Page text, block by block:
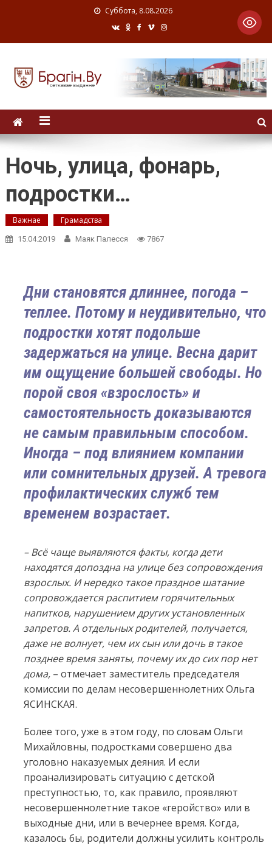
Суббота, 8.08.2026
Ночь, улица, фонарь,
подростки…
Важнае Грамадства
15.04.2019 Маяк Палесся 7867
Дни становятся длиннее, погода –
теплее. Потому и неудивительно, что
подростки хотят подольше
задержаться на улице. Весна дарит
им ощущение большей свободы. Но
порой своя «взрослость» и
самостоятельность доказываются
не самым правильным способом.
Иногда – под влиянием компании
или сомнительных друзей. А тревога
профилактических служб тем
временем возрастает.
– Всё чаще выявляются факты, когда дети
находятся допоздна на улице без сопровождения
взрослых. И нередко такое праздное шатание
сопровождается распитием горячительных
напитков, нарушением других установленных
запретов. А отдельных родителей, получается,
даже не волнует, чем их сын или дочь в такое
позднее время заняты, почему их до сих пор нет
дома,– отмечает заместитель председателя
комиссии по делам несовершеннолетних Ольга
ЯСИНСКАЯ.
Более того, уже в этом году, по словам Ольги
Михайловны, подростками совершено два
уголовно наказуемых деяния. И если
проанализировать ситуацию с детской
преступностью, то, как правило, проявляют
несовершеннолетние такое «геройство» или в
выходные дни, или в вечернее время. Когда,
казалось бы, родители должны усилить контроль